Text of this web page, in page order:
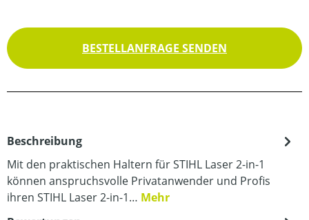
BESTELLANFRAGE SENDEN
Beschreibung
Mit den praktischen Haltern für STIHL Laser 2-in-1
können anspruchsvolle Privatanwender und Profis
ihren STIHL Laser 2-in-1… Mehr